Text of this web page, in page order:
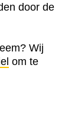
door de
Wij
om te